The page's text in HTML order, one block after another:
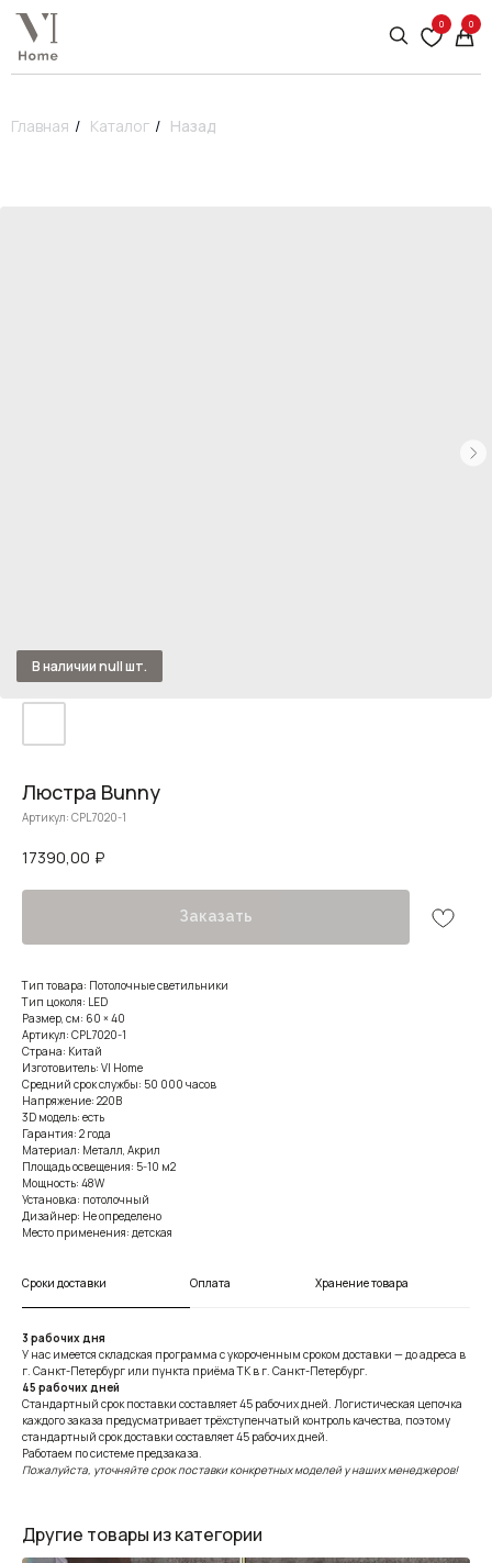
0 0
Главная / Каталог / Назад
Люстра Bunny
Артикул: CPL7020-1
17390,00 ₽
Заказать
Тип товара: Потолочные светильники
Тип цоколя: LED
Размер, см: 60 × 40
Артикул: CPL7020-1
Страна: Китай
Изготовитель: VI Home
Средний срок службы: 50 000 часов
Напряжение: 220В
3D модель: есть
Гарантия: 2 года
Материал: Металл, Акрил
Площадь освещения: 5-10 м2
Мощность: 48W
Установка: потолочный
Дизайнер: Не определено
Место применения: детская
Сроки доставки Оплата Хранение товара
3 рабочих дня
У нас имеется складская программа с укороченным сроком доставки — до адреса в
г. Санкт-Петербург или пункта приёма ТК в г. Санкт-Петербург.
45 рабочих дней
Стандартный срок поставки составляет 45 рабочих дней. Логистическая цепочка
каждого заказа предусматривает трёхступенчатый контроль качества, поэтому
стандартный срок доставки составляет 45 рабочих дней.
Работаем по системе предзаказа.
Пожалуйста, уточняйте срок поставки конкретных моделей у наших менеджеров!
Другие товары из категории